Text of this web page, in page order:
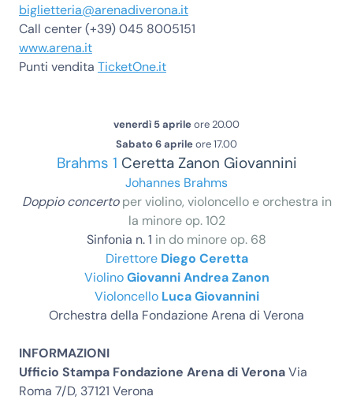
biglietteria@arenadiverona.it
Call center (+39) 045 8005151
www.arena.it
Punti vendita TicketOne.it
venerdì 5 aprileore 20.00
Sabato 6 aprileore 17.00
Brahms 1 Ceretta Zanon Giovannini
Johannes Brahms
Doppio concerto per violino, violoncello e orchestra in
la minore op. 102
Sinfonia n. 1 in do minore op. 68
Direttore Diego Ceretta
ViolinoGiovanni Andrea Zanon
Violoncello Luca Giovannini
Orchestra della Fondazione Arena di Verona
INFORMAZIONI
Ufficio Stampa Fondazione Arena di VeronaVia
Roma 7/D, 37121 Verona